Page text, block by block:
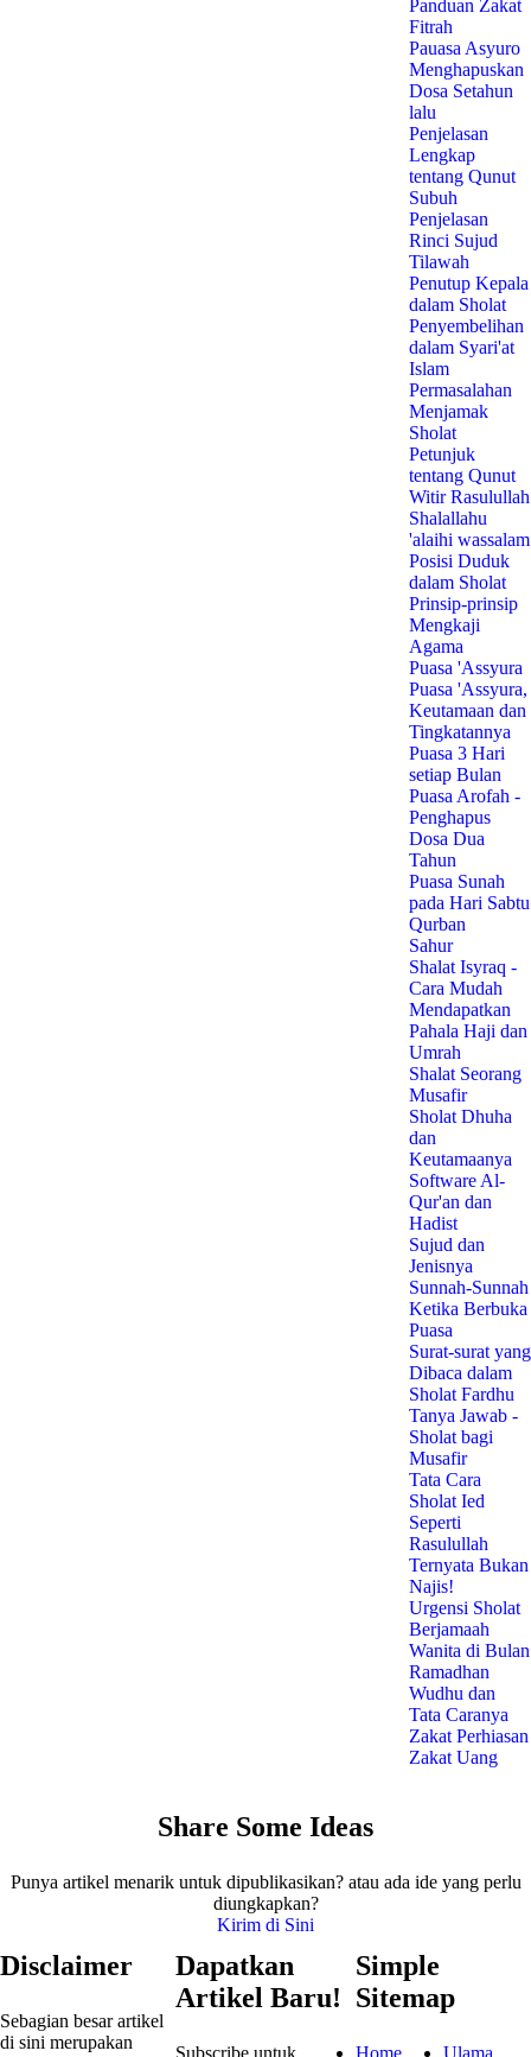
Panduan Zakat
Fitrah
Pauasa Asyuro
Menghapuskan
Dosa Setahun
lalu
Penjelasan
Lengkap
tentang Qunut
Subuh
Penjelasan
Rinci Sujud
Tilawah
Penutup Kepala
dalam Sholat
Penyembelihan
dalam Syari'at
Islam
Permasalahan
Menjamak
Sholat
Petunjuk
tentang Qunut
Witir Rasulullah
Shalallahu
'alaihi wassalam
Posisi Duduk
dalam Sholat
Prinsip-prinsip
Mengkaji
Agama
Puasa 'Assyura
Puasa 'Assyura,
Keutamaan dan
Tingkatannya
Puasa 3 Hari
setiap Bulan
Puasa Arofah -
Penghapus
Dosa Dua
Tahun
Puasa Sunah
pada Hari Sabtu
Qurban
Sahur
Shalat Isyraq -
Cara Mudah
Mendapatkan
Pahala Haji dan
Umrah
Shalat Seorang
Musafir
Sholat Dhuha
dan
Keutamaanya
Software Al-
Qur'an dan
Hadist
Sujud dan
Jenisnya
Sunnah-Sunnah
Ketika Berbuka
Puasa
Surat-surat yang
Dibaca dalam
Sholat Fardhu
Tanya Jawab -
Sholat bagi
Musafir
Tata Cara
Sholat Ied
Seperti
Rasulullah
Ternyata Bukan
Najis!
Urgensi Sholat
Berjamaah
Wanita di Bulan
Ramadhan
Wudhu dan
Tata Caranya
Zakat Perhiasan
Zakat Uang
Share Some Ideas
Punya artikel menarik untuk dipublikasikan? atau ada ide yang perlu
diungkapkan?
Kirim di Sini
Disclaimer
Sebagian besar artikel
di sini merupakan
Dapatkan
Artikel Baru!
Simple
Sitemap